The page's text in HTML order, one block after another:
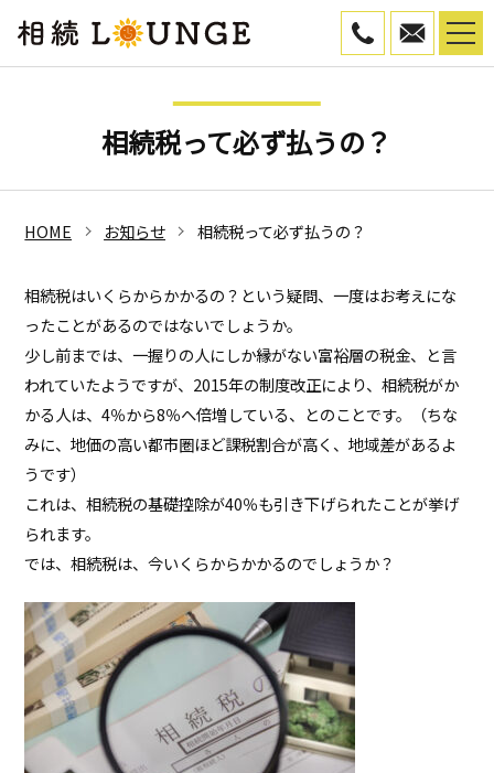
050-5799-
WEB
相続税って必ず払うの？
HOME お知らせ 相続税って必ず払うの？
相続税はいくらからかかるの？という疑問、一度はお考えにな
ったことがあるのではないでしょうか。
少し前までは、一握りの人にしか縁がない富裕層の税金、と言
われていたようですが、2015年の制度改正により、相続税がか
かる人は、4％から8％へ倍増している、とのことです。（ちな
みに、地価の高い都市圏ほど課税割合が高く、地域差があるよ
うです）
これは、相続税の基礎控除が40％も引き下げられたことが挙げ
られます。
では、相続税は、今いくらからかかるのでしょうか？